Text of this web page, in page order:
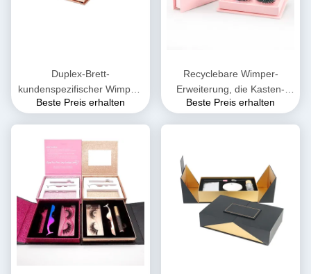
Duplex-Brett-
kundenspezifischer Wimper-
magnetischer Kasten
Beste Preis erhalten
Recyclebare Wimper-
Erweiterung, die Kasten-
magnetisches steifes Kasten
Beste Preis erhalten